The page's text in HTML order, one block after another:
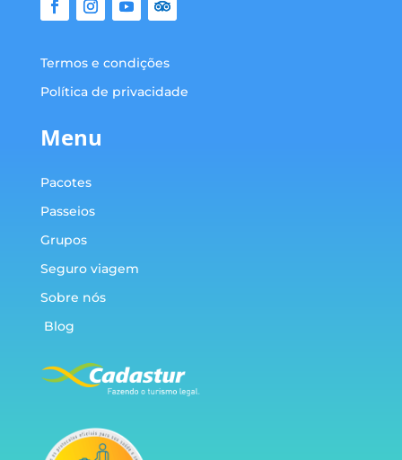
Termos e condições
Política de privacidade
Menu
Pacotes
Passeios
Grupos
Seguro viagem
Sobre nós
Blog